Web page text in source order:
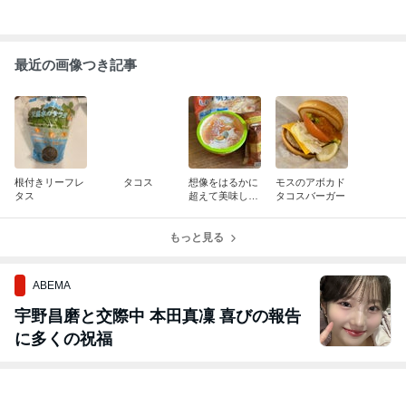
最近の画像つき記事
根付きリーフレ
タス
タコス
想像をはるかに
超えて美味しか
モスのアボカド
タコスバーガー
もっと見る
ABEMA
宇野昌磨と交際中 本田真凜 喜びの報告
に多くの祝福